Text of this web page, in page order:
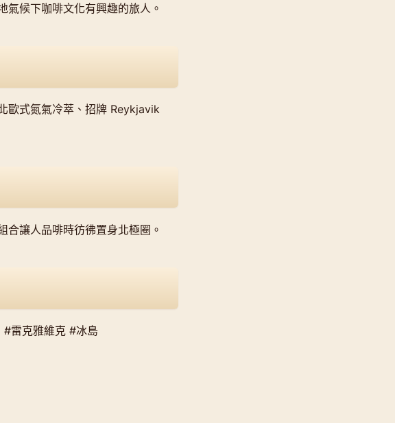
氣候下咖啡文化有興趣的旅人。
歐式氮氣冷萃、招牌 Reykjavik
合讓人品啡時彷彿置身北極圈。
雷克雅維克 #冰島